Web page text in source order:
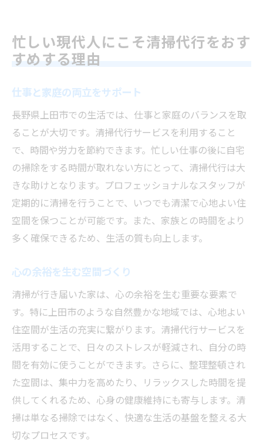
忙しい現代人にこそ清掃代行をおす
すめする理由
仕事と家庭の両立をサポート
長野県上田市での生活では、仕事と家庭のバランスを取
ることが大切です。清掃代行サービスを利用すること
で、時間や労力を節約できます。忙しい仕事の後に自宅
の掃除をする時間が取れない方にとって、清掃代行は大
きな助けとなります。プロフェッショナルなスタッフが
定期的に清掃を行うことで、いつでも清潔で心地よい住
空間を保つことが可能です。また、家族との時間をより
多く確保できるため、生活の質も向上します。
心の余裕を生む空間づくり
清掃が行き届いた家は、心の余裕を生む重要な要素で
す。特に上田市のような自然豊かな地域では、心地よい
住空間が生活の充実に繋がります。清掃代行サービスを
活用することで、日々のストレスが軽減され、自分の時
間を有効に使うことができます。さらに、整理整頓され
た空間は、集中力を高めたり、リラックスした時間を提
供してくれるため、心身の健康維持にも寄与します。清
掃は単なる掃除ではなく、快適な生活の基盤を整える大
切なプロセスです。